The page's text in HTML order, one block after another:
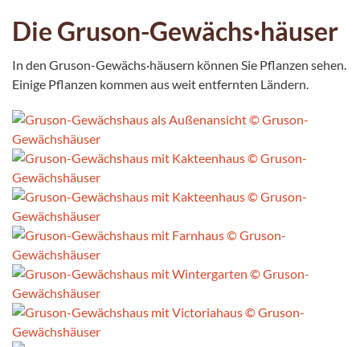
Die Gruson-Gewächs·häuser
In den Gruson-Gewächs·häusern können Sie Pflanzen sehen.
Einige Pflanzen kommen aus weit entfernten Ländern.